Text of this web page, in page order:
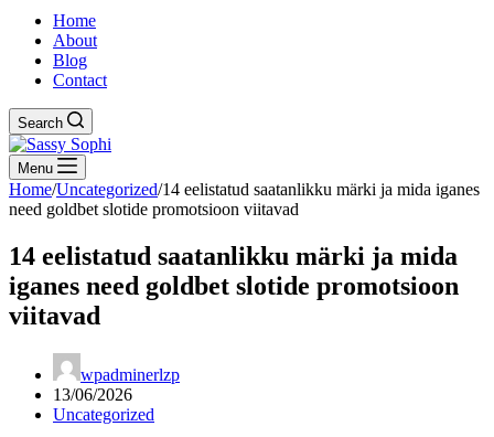
Home
About
Blog
Contact
Search
Menu
Home/Uncategorized/14 eelistatud saatanlikku märki ja mida iganes
need goldbet slotide promotsioon viitavad
14 eelistatud saatanlikku märki ja mida
iganes need goldbet slotide promotsioon
viitavad
wpadminerlzp
13/06/2026
Uncategorized